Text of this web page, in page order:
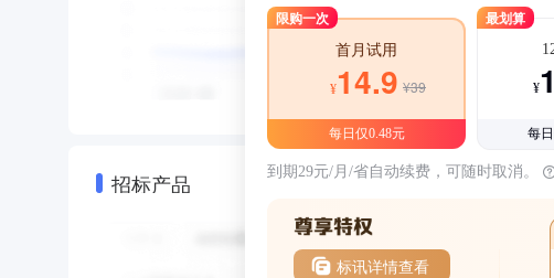
招标产品
限购一次
首月试用
¥14.9 ¥39
每日仅0.48元
最划算
¥
每
到期29元/月/省自动续费，可随时取消。
标讯详情查看